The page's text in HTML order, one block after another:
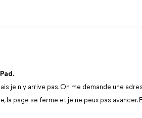
je n'y arrive pas. On me demande une
la page se ferme et je ne peux pas avancer.